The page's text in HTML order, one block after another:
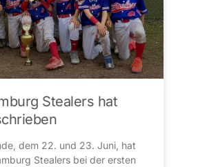
Stealers hat
dem 22. und 23. Juni, hat
Stealers bei der ersten